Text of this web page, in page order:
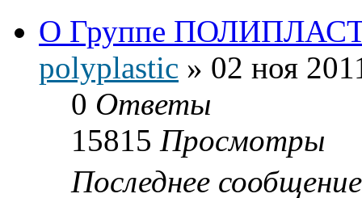
О Группе
polyplastic » 02 ноя
0 Ответы
15815 Просмотры
Последнее